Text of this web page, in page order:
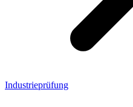
Industrieprüfung